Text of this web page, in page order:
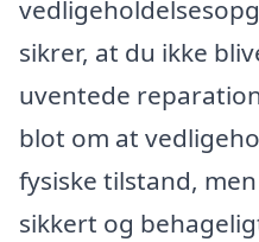
sikrer, at du ikke
uventede
blot om at
fysiske tilstand,
sikkert og